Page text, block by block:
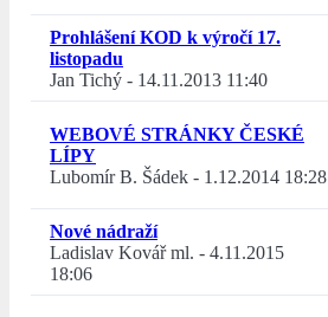
Prohlášení KOD k výročí 17.
listopadu
Jan Tichý - 14.11.2013 11:40
WEBOVÉ STRÁNKY ČESKÉ
LÍPY
Lubomír B. Šádek - 1.12.2014 18:28
Nové nádraží
Ladislav Kovář ml. - 4.11.2015
18:06